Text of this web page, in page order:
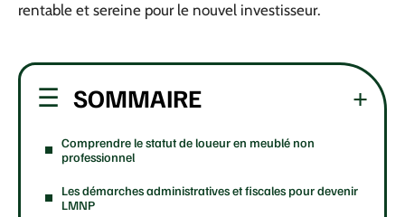
rentable et sereine pour le nouvel investisseur.
SOMMAIRE
Comprendre le statut de loueur en meublé non
professionnel
Les démarches administratives et fiscales pour devenir
LMNP